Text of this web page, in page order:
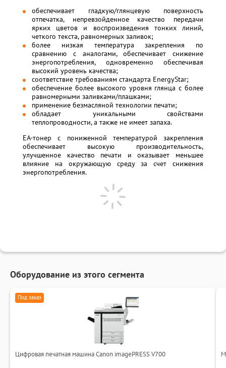
обеспечивает гладкую/глянцевую поверхность
отпечатка, непревзойденное качество передачи
ярких цветов и воспроизведения тонких линий,
четкого текста, равномерных заливок;
более низкая температура закрепления по
сравнению с аналогами, обеспечивает снижение
энергопотребления, одновременно обеспечивая
высокий уровень качества;
соответствие требованиям стандарта EnergyStar;
обеспечение более высокого уровня глянца с более
равномерными заливками/плашками;
применение безмасляной технологии печати;
обладает уникальными свойствами
теплопроводности, а также не имеет запаха.
EA-тонер с пониженной температурой закрепления
обеспечивает высокую производительность,
улучшенное качество печати и оказывает меньшее
влияние на окружающую среду за счет снижения
энергопотребления.
Оборудование из этого сегмента
Под заказ
Цифровая печатная машина Canon imagePRESS V700